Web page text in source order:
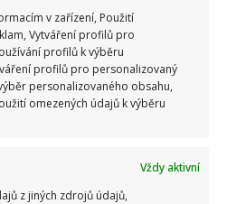
v zařízení, Použití
Vytváření profilů pro
profilů k výběru
profilů pro personalizovaný
personalizovaného obsahu,
omezených údajů k výběru
Vždy aktivní
z jiných zdrojů údajů,